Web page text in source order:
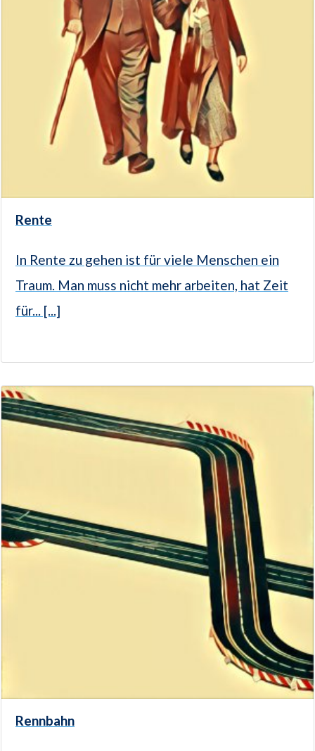
Rente
In Rente zu gehen ist für viele Menschen ein
Traum. Man muss nicht mehr arbeiten, hat Zeit
für... [...]
Rennbahn